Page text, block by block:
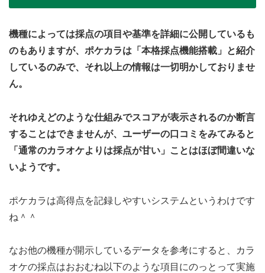
機種によっては採点の項目や基準を詳細に公開しているも
のもありますが、ポケカラは「本格採点機能搭載」と紹介
しているのみで、それ以上の情報は一切明かしておりませ
ん。
それゆえどのような仕組みでスコアが表示されるのか断言
することはできませんが、ユーザーの口コミをみてみると
「通常のカラオケよりは採点が甘い」ことはほぼ間違いな
いようです。
ポケカラは高得点を記録しやすいシステムというわけです
ね＾＾
なお他の機種が開示しているデータを参考にすると、カラ
オケの採点はおおむね以下のような項目にのっとって実施